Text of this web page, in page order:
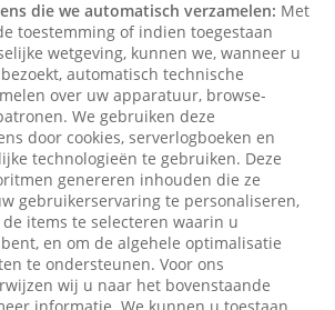
die we automatisch verzamelen: Met
toestemming of indien toegestaan
wetgeving, kunnen we, wanneer u
automatisch technische
over uw apparatuur, browse-
We gebruiken deze
door cookies, serverlogboeken en
technologieën te gebruiken. Deze
genereren inhouden die ze
gebruikerservaring te personaliseren,
items te selecteren waarin u
en om de algehele optimalisatie
te ondersteunen. Voor ons
wij u naar het bovenstaande